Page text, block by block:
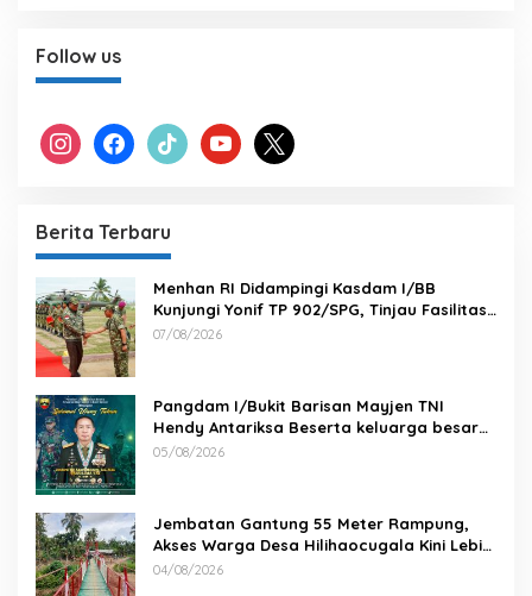
Follow us
instagram facebook tiktok youtube x
Berita Terbaru
Menhan RI Didampingi Kasdam I/BB
Kunjungi Yonif TP 902/SPG, Tinjau Fasilitas
dan Beri Motivasi Prajurit
07/08/2026
Pangdam I/Bukit Barisan Mayjen TNI
Hendy Antariksa Beserta keluarga besar
Kodam I/BB Mengucapkan : Selamat Ulang
05/08/2026
Jembatan Gantung 55 Meter Rampung,
Akses Warga Desa Hilihaocugala Kini Lebih
Aman
04/08/2026